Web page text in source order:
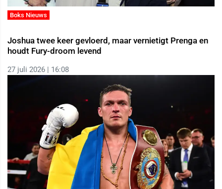
Boks Nieuws
Joshua twee keer gevloerd, maar vernietigt Prenga en
houdt Fury-droom levend
27 juli 2026 | 16:08